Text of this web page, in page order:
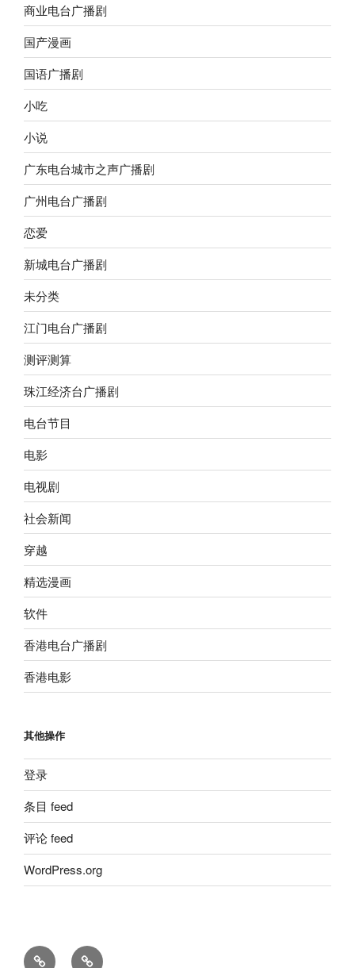
商业电台广播剧
国产漫画
国语广播剧
小吃
小说
广东电台城市之声广播剧
广州电台广播剧
恋爱
新城电台广播剧
未分类
江门电台广播剧
测评测算
珠江经济台广播剧
电台节目
电影
电视剧
社会新闻
穿越
精选漫画
软件
香港电台广播剧
香港电影
其他操作
登录
条目 feed
评论 feed
WordPress.org
留
粵